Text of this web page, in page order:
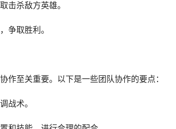
击杀敌方英雄。
争取胜利。
作至关重要。以下是一些团队协作的要点：
战术。